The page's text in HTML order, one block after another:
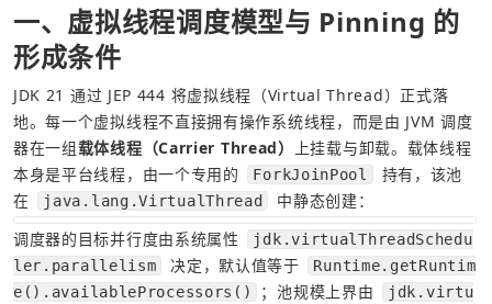
一、虚拟线程调度模型与 Pinning 的
形成条件
JDK 21 通过 JEP 444 将虚拟线程（Virtual Thread）正式落
地。每一个虚拟线程不直接拥有操作系统线程，而是由 JVM 调度
器在一组载体线程（Carrier Thread）
上挂载与卸载。载体线程
本身是平台线程，由一个专用的
ForkJoinPool
持有，该池
在
java.lang.VirtualThread
中静态创建：
调度器的目标并行度由系统属性
jdk.virtualThreadSchedu
ler.parallelism
决定，默认值等于
Runtime.getRuntim
e().availableProcessors()
；池规模上界由
jdk.virtu